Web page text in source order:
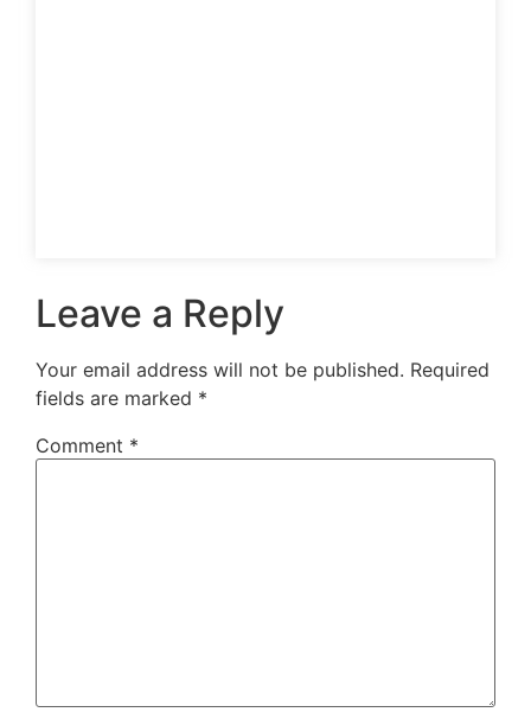
Leave a Reply
Your email address will not be published. Required
fields are marked *
Comment *